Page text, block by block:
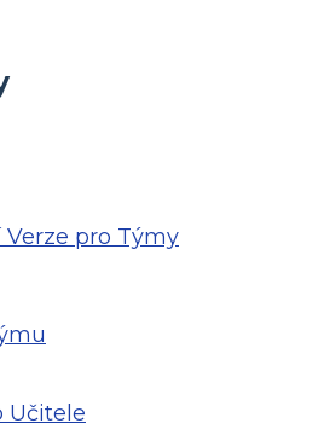
pro Týmy
Učitele